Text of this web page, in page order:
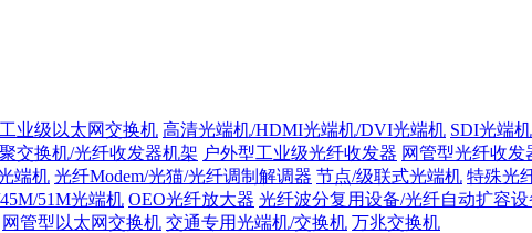
工业级以太网交换机 高清光端机/HDMI光端机/DVI光端机 SDI光端
交换机/光纤收发器机架 户外型工业级光纤收发器 网管型光纤收发
端机 光纤Modem/光猫/光纤调制解调器 节点/级联式光端机 特殊光
51M光端机 OEO光纤放大器 光纤波分复用设备/光纤自动扩容设
网管型以太网交换机 交通专用光端机/交换机 万兆交换机